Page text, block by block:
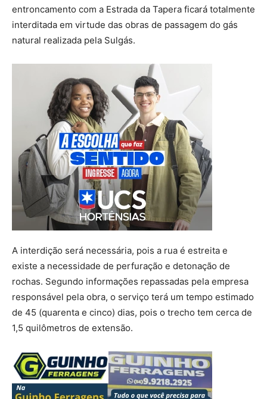
entroncamento com a Estrada da Tapera ficará totalmente
interditada em virtude das obras de passagem do gás
natural realizada pela Sulgás.
A interdição será necessária, pois a rua é estreita e
existe a necessidade de perfuração e detonação de
rochas. Segundo informações repassadas pela empresa
responsável pela obra, o serviço terá um tempo estimado
de 45 (quarenta e cinco) dias, pois o trecho tem cerca de
1,5 quilômetros de extensão.